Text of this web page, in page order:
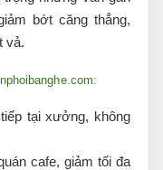
bớt căng thẳng,
vả.
tại xưởng, không
cafe, giảm tối đa